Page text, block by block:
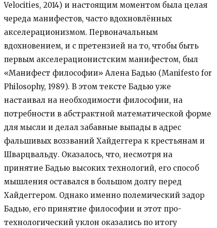
Velocities, 2014) и настоящим моментом была целая
череда манифестов, часто вдохновлённых
акселерационизмом. Первоначальным
вдохновением, и с претензией на то, чтобы быть
первым акселерационистским манифестом, был
«Манифест философии» Алена Бадью (Manifesto for
Philosophy, 1989). В этом тексте Бадью уже
настаивал на необходимости философии, на
потребности в абстрактной математической форме
для мысли и делал забавные выпады в адрес
фальшивых воззваний Хайдеггера к крестьянам и
Шварцвальду. Оказалось, что, несмотря на
принятие Бадью высоких технологий, его способ
мышления оставался в большом долгу перед
Хайдеггером. Однако именно полемический задор
Бадью, его принятие философии и этот про-
технологический уклон оказались по итогу